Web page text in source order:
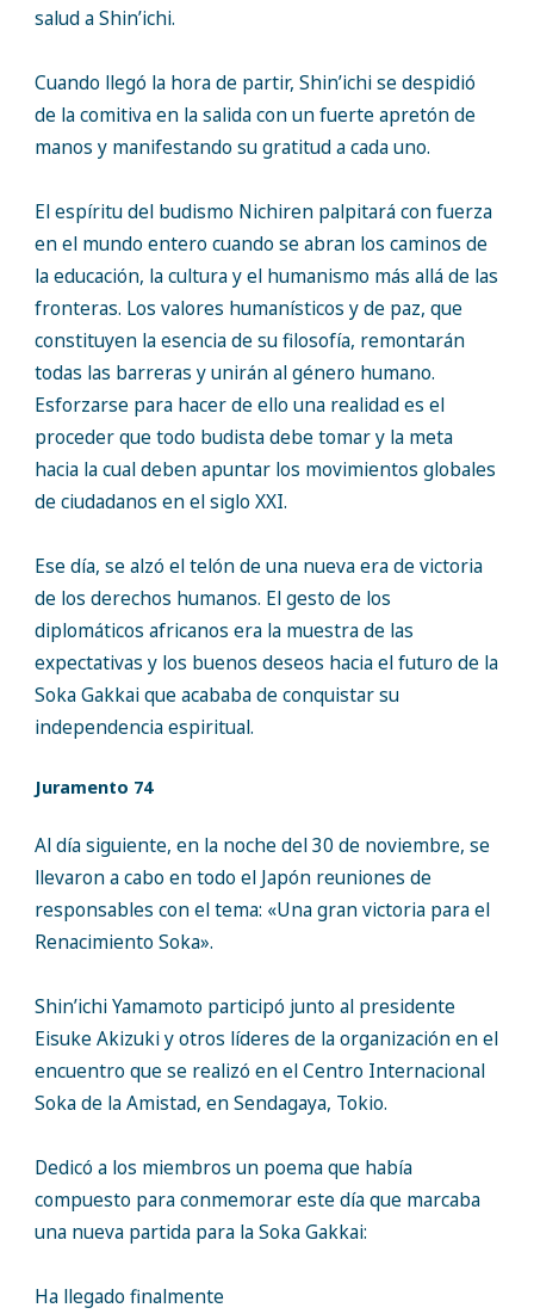
salud a Shin’ichi.
Cuando llegó la hora de partir, Shin’ichi se despidió
de la comitiva en la salida con un fuerte apretón de
manos y manifestando su gratitud a cada uno.
El espíritu del budismo Nichiren palpitará con fuerza
en el mundo entero cuando se abran los caminos de
la educación, la cultura y el humanismo más allá de las
fronteras. Los valores humanísticos y de paz, que
constituyen la esencia de su filosofía, remontarán
todas las barreras y unirán al género humano.
Esforzarse para hacer de ello una realidad es el
proceder que todo budista debe tomar y la meta
hacia la cual deben apuntar los movimientos globales
de ciudadanos en el siglo XXI.
Ese día, se alzó el telón de una nueva era de victoria
de los derechos humanos. El gesto de los
diplomáticos africanos era la muestra de las
expectativas y los buenos deseos hacia el futuro de la
Soka Gakkai que acababa de conquistar su
independencia espiritual.
Juramento 74
Al día siguiente, en la noche del 30 de noviembre, se
llevaron a cabo en todo el Japón reuniones de
responsables con el tema: «Una gran victoria para el
Renacimiento Soka».
Shin’ichi Yamamoto participó junto al presidente
Eisuke Akizuki y otros líderes de la organización en el
encuentro que se realizó en el Centro Internacional
Soka de la Amistad, en Sendagaya, Tokio.
Dedicó a los miembros un poema que había
compuesto para conmemorar este día que marcaba
una nueva partida para la Soka Gakkai:
Ha llegado finalmente